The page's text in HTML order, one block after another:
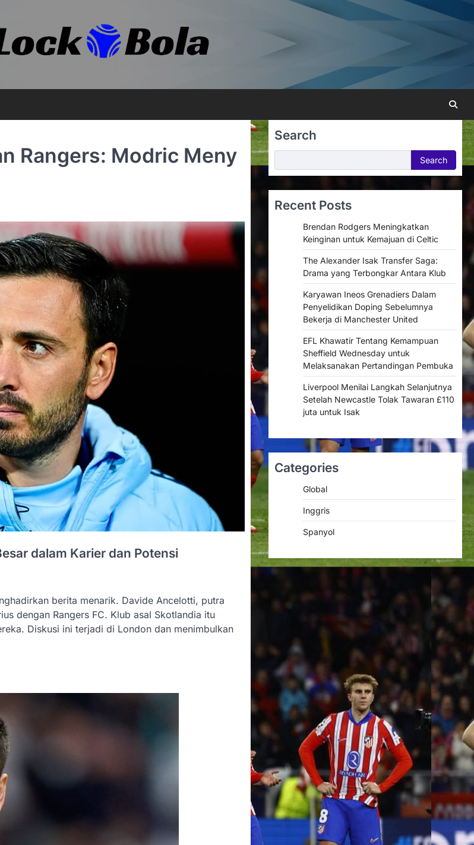
Rangers: Modric Meny
dalam Karier dan Potensi
berita menarik. Davide Ancelotti, putra
dengan Rangers FC. Klub asal Skotlandia itu
Diskusi ini terjadi di London dan menimbulkan
Search
Search
Recent Posts
Brendan Rodgers Meningkatkan
Keinginan untuk Kemajuan di Celtic
The Alexander Isak Transfer Saga:
Drama yang Terbongkar Antara Klub
Karyawan Ineos Grenadiers Dalam
Penyelidikan Doping Sebelumnya
Bekerja di Manchester United
EFL Khawatir Tentang Kemampuan
Sheffield Wednesday untuk
Melaksanakan Pertandingan Pembuka
Liverpool Menilai Langkah Selanjutnya
Setelah Newcastle Tolak Tawaran £110
juta untuk Isak
Categories
Global
Inggris
Spanyol